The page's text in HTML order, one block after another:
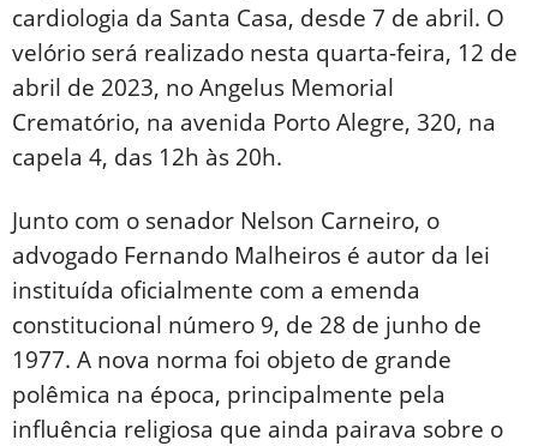
cardiologia da Santa Casa, desde 7 de abril. O
velório será realizado nesta quarta-feira, 12 de
abril de 2023, no Angelus Memorial
Crematório, na avenida Porto Alegre, 320, na
capela 4, das 12h às 20h.
Junto com o senador Nelson Carneiro, o
advogado Fernando Malheiros é autor da lei
instituída oficialmente com a emenda
constitucional número 9, de 28 de junho de
1977. A nova norma foi objeto de grande
polêmica na época, principalmente pela
influência religiosa que ainda pairava sobre o